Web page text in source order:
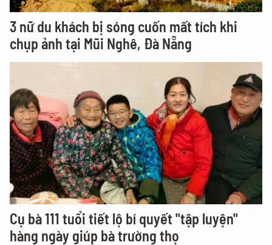
3 nữ du khách bị sóng cuốn mất tích khi
chụp ảnh tại Mũi Nghê, Đà Nẵng
Cụ bà 111 tuổi tiết lộ bí quyết "tập luyện"
hàng ngày giúp bà trường thọ